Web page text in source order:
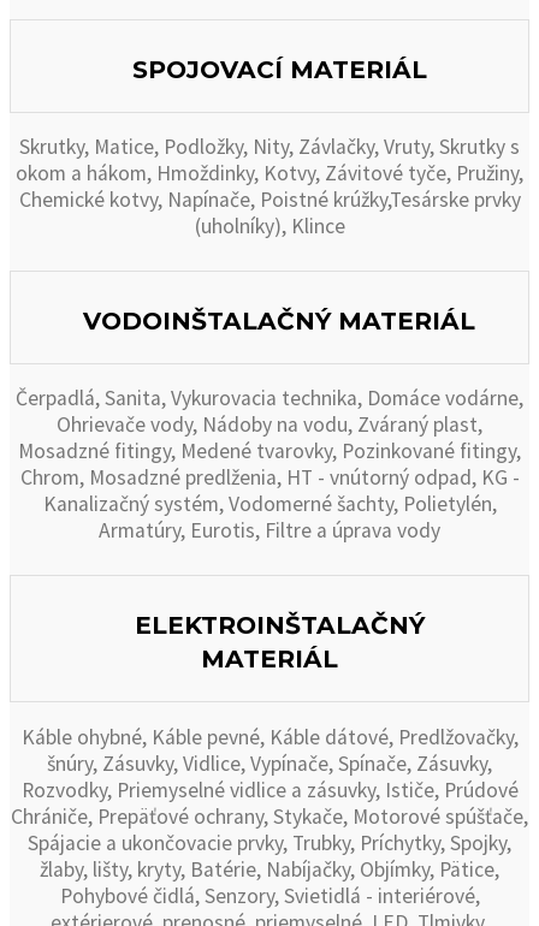
SPOJOVACÍ MATERIÁL
Skrutky, Matice, Podložky, Nity, Závlačky, Vruty, Skrutky s
okom a hákom, Hmoždinky, Kotvy, Závitové tyče, Pružiny,
Chemické kotvy, Napínače, Poistné krúžky,Tesárske prvky
(uholníky), Klince
VODOINŠTALAČNÝ MATERIÁL
Čerpadlá, Sanita, Vykurovacia technika, Domáce vodárne,
Ohrievače vody, Nádoby na vodu, Zváraný plast,
Mosadzné fitingy, Medené tvarovky, Pozinkované fitingy,
Chrom, Mosadzné predlženia, HT - vnútorný odpad, KG -
Kanalizačný systém, Vodomerné šachty, Polietylén,
Armatúry, Eurotis, Filtre a úprava vody
ELEKTROINŠTALAČNÝ
MATERIÁL
Káble ohybné, Káble pevné, Káble dátové, Predlžovačky,
šnúry, Zásuvky, Vidlice, Vypínače, Spínače, Zásuvky,
Rozvodky, Priemyselné vidlice a zásuvky, Ističe, Prúdové
Chrániče, Prepäťové ochrany, Stykače, Motorové spúšťače,
Spájacie a ukončovacie prvky, Trubky, Príchytky, Spojky,
žlaby, lišty, kryty, Batérie, Nabíjačky, Objímky, Pätice,
Pohybové čidlá, Senzory, Svietidlá - interiérové,